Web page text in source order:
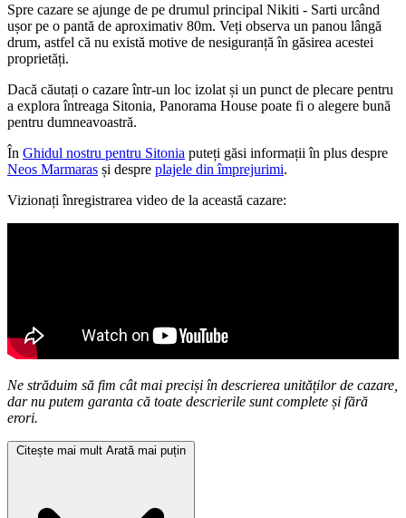
Spre cazare se ajunge de pe drumul principal Nikiti - Sarti urcând
ușor pe o pantă de aproximativ 80m. Veți observa un panou lângă
drum, astfel că nu există motive de nesiguranță în găsirea acestei
proprietăți.
Dacă căutați o cazare într-un loc izolat și un punct de plecare pentru
a explora întreaga Sitonia, Panorama House poate fi o alegere bună
pentru dumneavoastră.
În Ghidul nostru pentru Sitonia puteți găsi informații în plus despre
Neos Marmaras și despre plajele din împrejurimi.
Vizionați înregistrarea video de la această cazare:
Ne străduim să fim cât mai preciși în descrierea unităților de cazare,
dar nu putem garanta că toate descrierile sunt complete și fără
erori.
Citește mai mult Arată mai puțin